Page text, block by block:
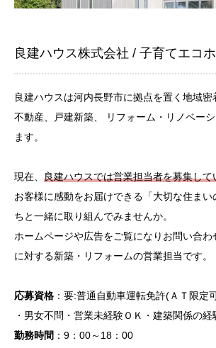
良建ハウス株式会社 / 子育てエコ
良建ハウスは河内長野市に拠点を置く地域密
不動産、戸建新築、 リフォーム・リノベー
ます。
現在、 良建ハウスでは営業担当者を募集して
お客様に感動をお届けできる「大切な住まい
ちと一緒に取り組んでみませんか。
ホームページや広告をご覧になりお問い合わ
に対する新築・リフォームの営業担当です。
応募資格 ：要:普通自動車運転免許(ＡＴ限定
・男女不問・営業未経験ＯＫ・建築関係の
勤務時間 ：9：00～18：00